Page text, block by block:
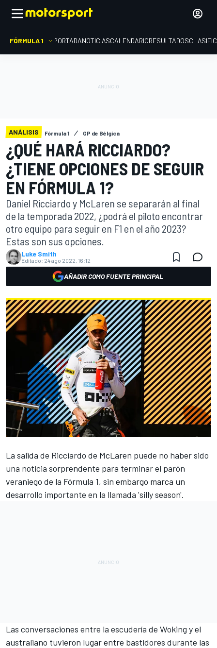
FÓRMULA 1 PORTADANOTICIASCALENDARIORESULTADOS
ANÁLISIS Fórmula 1 GP de Bélgica
¿QUÉ HARÁ RICCIARDO?
¿TIENE OPCIONES DE SEGUIR
EN FÓRMULA 1?
Daniel Ricciardo y McLaren se separarán al final
de la temporada 2022, ¿podrá el piloto encontrar
otro equipo para seguir en F1 en el año 2023?
Estas son sus opciones.
Luke Smith
Editado: 24 ago 2022, 16:12
AÑADIR COMO FUENTE PRINCIPAL
La salida de Ricciardo de McLaren puede no haber sido
una noticia sorprendente para terminar el parón
veraniego de la Fórmula 1, sin embargo marca un
desarrollo importante en la llamada 'silly season'.
Las conversaciones entre la escudería de Woking y el
australiano tuvieron lugarentre bastidores durante las